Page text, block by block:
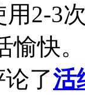
2-3
快。
了活